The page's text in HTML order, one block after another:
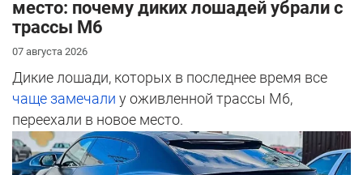
место: почему диких лошадей убрали с
трассы М6
07 августа 2026
Дикие лошади, которых в последнее время все
чаще замечали у оживленной трассы М6,
переехали в новое место.